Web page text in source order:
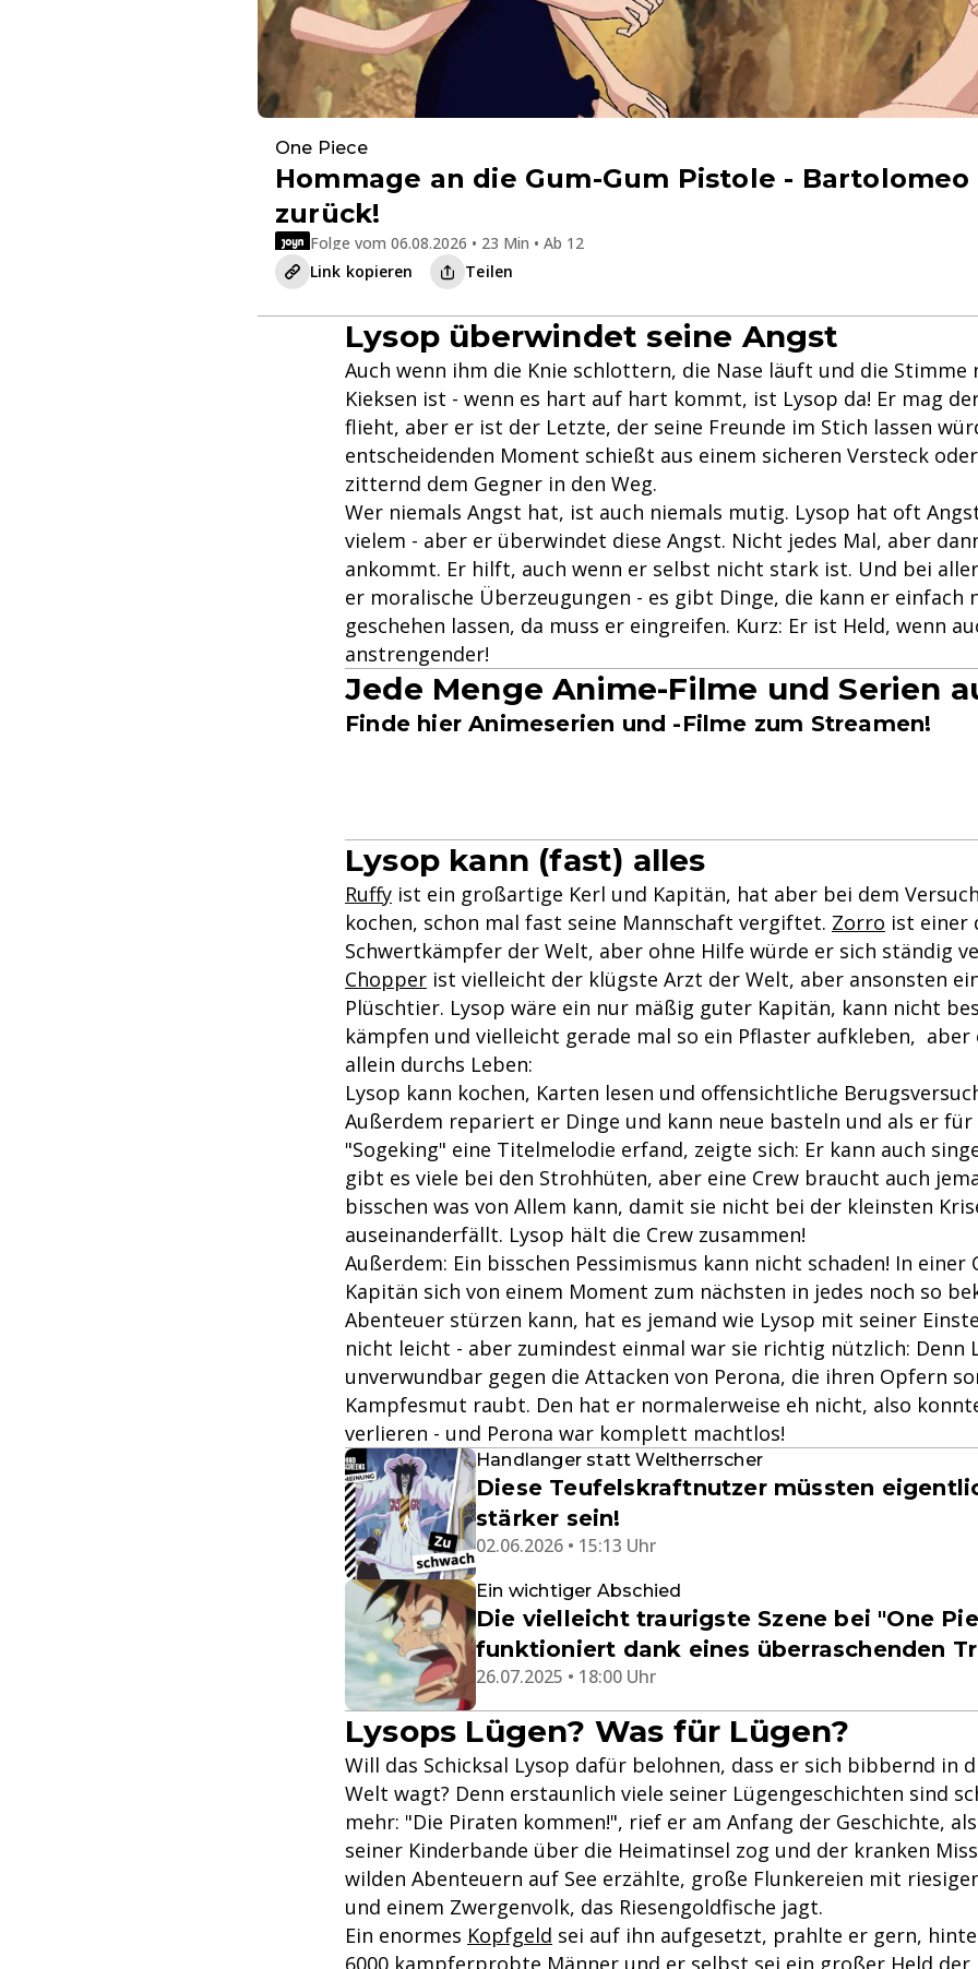
One Piece
Hommage an die Gum-Gum Pistole -
zurück!
Folge vom 06.08.2026 • 23 Min • Ab 12
Link kopieren
Teilen
Lysop überwindet seine Angst
Auch wenn ihm die Knie schlottern, die Nase läuft und die Stimme
Kieksen ist - wenn es hart auf hart kommt, ist Lysop da! Er mag
flieht, aber er ist der Letzte, der seine Freunde im Stich lassen
entscheidenden Moment schießt aus einem sicheren Versteck
zitternd dem Gegner in den Weg.
Wer niemals Angst hat, ist auch niemals mutig. Lysop hat oft
vielem - aber er überwindet diese Angst. Nicht jedes Mal, aber
ankommt. Er hilft, auch wenn er selbst nicht stark ist. Und bei
er moralische Überzeugungen - es gibt Dinge, die kann er einfach
geschehen lassen, da muss er eingreifen. Kurz: Er ist Held, wenn
anstrengender!
Jede Menge Anime-Filme und Serien
Finde hier Animeserien und -Filme zum Streamen!
Lysop kann (fast) alles
Ruffy ist ein großartige Kerl und Kapitän, hat aber bei dem
kochen, schon mal fast seine Mannschaft vergiftet. Zorro ist einer
Schwertkämpfer der Welt, aber ohne Hilfe würde er sich ständig
Chopper ist vielleicht der klügste Arzt der Welt, aber ansonsten
Plüschtier. Lysop wäre ein nur mäßig guter Kapitän, kann nicht
kämpfen und vielleicht gerade mal so ein Pflaster aufkleben, aber
allein durchs Leben:
Lysop kann kochen, Karten lesen und offensichtliche
Außerdem repariert er Dinge und kann neue basteln und als er für
"Sogeking" eine Titelmelodie erfand, zeigte sich: Er kann auch
gibt es viele bei den Strohhüten, aber eine Crew braucht auch
bisschen was von Allem kann, damit sie nicht bei der kleinsten
auseinanderfällt. Lysop hält die Crew zusammen!
Außerdem: Ein bisschen Pessimismus kann nicht schaden! In einer
Kapitän sich von einem Moment zum nächsten in jedes noch so
Abenteuer stürzen kann, hat es jemand wie Lysop mit seiner
nicht leicht - aber zumindest einmal war sie richtig nützlich: Denn
unverwundbar gegen die Attacken von Perona, die ihren Opfern
Kampfesmut raubt. Den hat er normalerweise eh nicht, also
verlieren - und Perona war komplett machtlos!
Handlanger statt Weltherrscher
Diese Teufelskraftnutzer müssten
stärker sein!
02.06.2026 • 15:13 Uhr
Ein wichtiger Abschied
Die vielleicht traurigste Szene bei "One
funktioniert dank eines überraschenden
26.07.2025 • 18:00 Uhr
Lysops Lügen? Was für Lügen?
Will das Schicksal Lysop dafür belohnen, dass er sich bibbernd in
Welt wagt? Denn erstaunlich viele seiner Lügengeschichten sind
mehr: "Die Piraten kommen!", rief er am Anfang der Geschichte,
seiner Kinderbande über die Heimatinsel zog und der kranken
wilden Abenteuern auf See erzählte, große Flunkereien mit
und einem Zwergenvolk, das Riesengoldfische jagt.
Ein enormes Kopfgeld sei auf ihn aufgesetzt, prahlte er gern,